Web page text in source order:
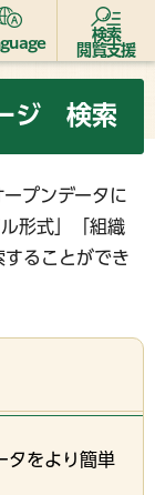
検索
閲覧支援
ジ 検索
プンデータに
形式」「組織
ることができ
タをより簡単